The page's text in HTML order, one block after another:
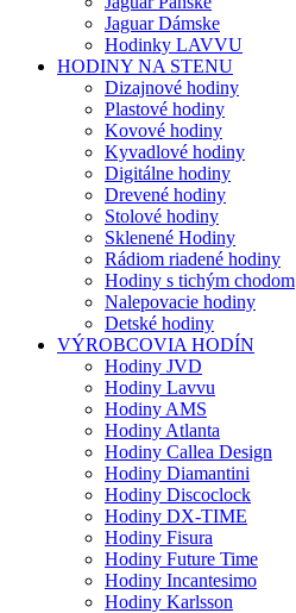
Jaguar Dámske
Hodinky LAVVU
HODINY NA STENU
Dizajnové hodiny
Plastové hodiny
Kovové hodiny
Kyvadlové hodiny
Digitálne hodiny
Drevené hodiny
Stolové hodiny
Sklenené Hodiny
Rádiom riadené hodiny
Hodiny s tichým chodom
Nalepovacie hodiny
Detské hodiny
VÝROBCOVIA HODÍN
Hodiny JVD
Hodiny Lavvu
Hodiny AMS
Hodiny Atlanta
Hodiny Callea Design
Hodiny Diamantini
Hodiny Discoclock
Hodiny DX-TIME
Hodiny Fisura
Hodiny Future Time
Hodiny Incantesimo
Hodiny Karlsson